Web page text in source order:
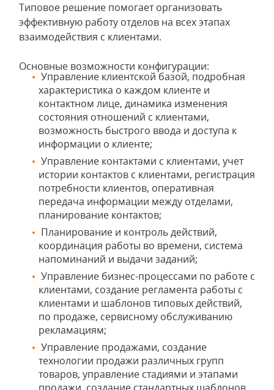
Типовое решение помогает организовать
эффективную работу отделов на всех этапах
взаимодействия с клиентами.
Основные возможности конфигурации:
Управление клиентской базой, подробная
характеристика о каждом клиенте и
контактном лице, динамика изменения
состояния отношений с клиентами,
возможность быстрого ввода и доступа к
информации о клиенте;
Управление контактами с клиентами, учет
истории контактов с клиентами, регистрация
потребности клиентов, оперативная
передача информации между отделами,
планирование контактов;
Планирование и контроль действий,
координация работы во времени, система
напоминаний и выдачи заданий;
Управление бизнес-процессами по работе с
клиентами, создание регламента работы с
клиентами и шаблонов типовых действий,
по продаже, сервисному обслуживанию
рекламациям;
Управление продажами, создание
технологии продажи различных групп
товаров, управление стадиями и этапами